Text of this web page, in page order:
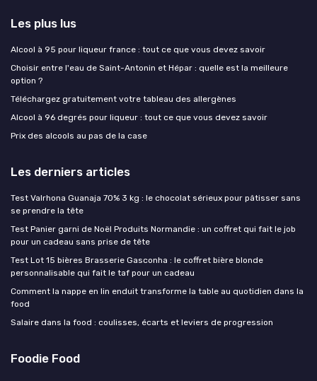
Les plus lus
Alcool à 95 pour liqueur france : tout ce que vous devez savoir
Choisir entre l'eau de Saint-Antonin et Hépar : quelle est la meilleure
option ?
Téléchargez gratuitement votre tableau des allergènes
Alcool à 96 degrés pour liqueur : tout ce que vous devez savoir
Prix des alcools au pas de la case
Les derniers articles
Test Valrhona Guanaja 70% 3 kg : le chocolat sérieux pour pâtisser sans
se prendre la tête
Test Panier garni de Noël Produits Normandie : un coffret qui fait le job
pour un cadeau sans prise de tête
Test Lot 15 bières Brasserie Gasconha : le coffret bière blonde
personnalisable qui fait le taf pour un cadeau
Comment la nappe en lin enduit transforme la table au quotidien dans la
food
Salaire dans la food : coulisses, écarts et leviers de progression
Foodie Food